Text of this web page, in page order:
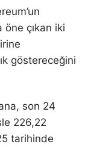
öne çıkan iki
göstereceğini
son 24
226,22
tarihinde